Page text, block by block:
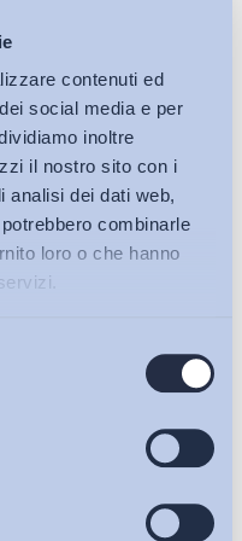
contenuti ed
social media e per
inoltre
il nostro sito con i
analisi dei dati web,
combinarle
loro o che hanno
uno schema di